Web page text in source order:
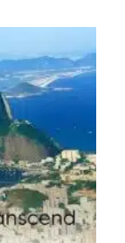
chinês